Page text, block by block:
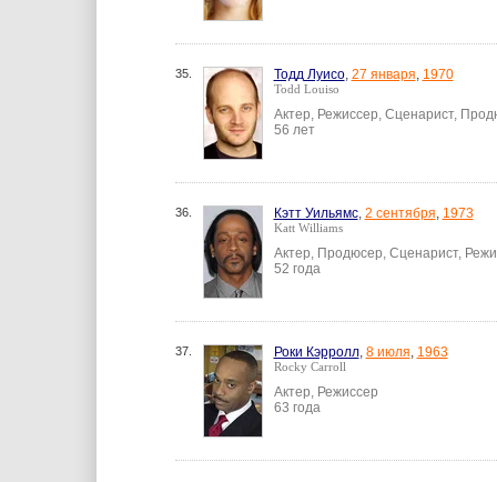
35. Тодд Луисо, 27 января, 1970
Todd Louiso
Актер, Режиссер, Сценарист,
56 лет
36. Кэтт Уильямс, 2 сентября, 1973
Katt Williams
Актер, Продюсер, Сценарист,
52 года
37. Роки Кэрролл, 8 июля, 1963
Rocky Carroll
Актер, Режиссер
63 года